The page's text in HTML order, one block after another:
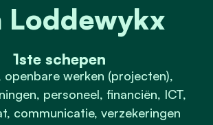
Loddewykx
1ste schepen
openbare werken (projecten),
personeel, financiën, ICT,
communicatie, verzekeringen